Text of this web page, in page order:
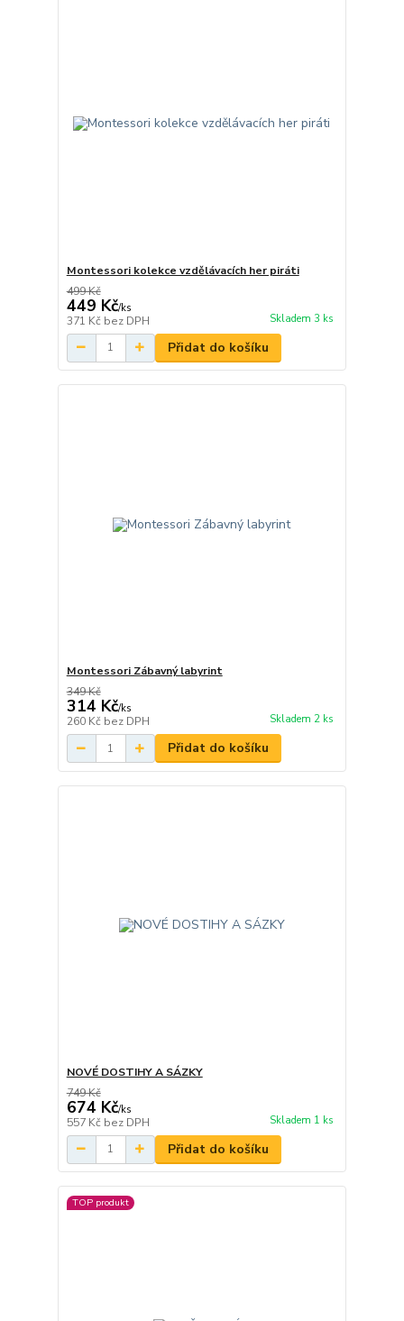
Montessori kolekce vzdělávacích her piráti
499 Kč
449 Kč/ks
371 Kč bez DPH Skladem 3 ks
Přidat do košíku
Montessori Zábavný labyrint
349 Kč
314 Kč/ks
260 Kč bez DPH Skladem 2 ks
Přidat do košíku
NOVÉ DOSTIHY A SÁZKY
749 Kč
674 Kč/ks
557 Kč bez DPH Skladem 1 ks
Přidat do košíku
TOP produkt